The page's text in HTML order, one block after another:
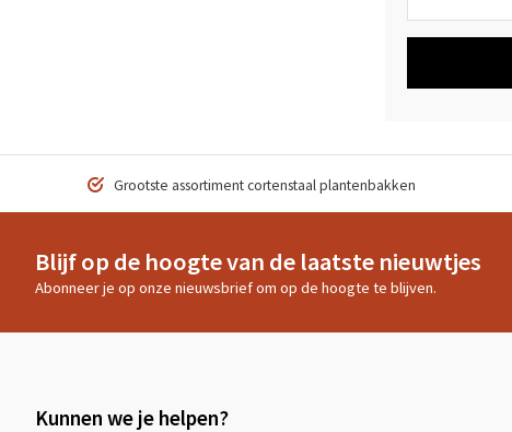
Grootste assortiment cortenstaal plantenbakken
Blijf op de hoogte van de laatste nieuwtjes
Abonneer je op onze nieuwsbrief om op de hoogte te blijven.
Kunnen we je helpen?